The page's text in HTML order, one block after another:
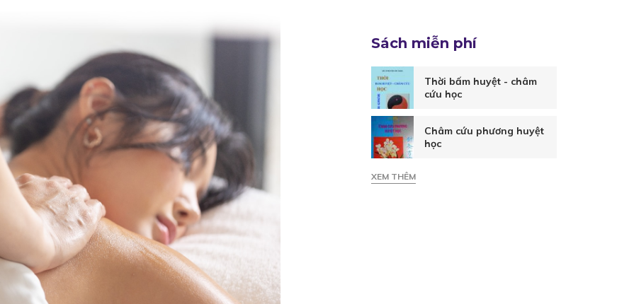
Sách miễn phí
Thời bấm huyệt - châm
cứu học
Châm cứu phương huyệt
học
XEM THÊM